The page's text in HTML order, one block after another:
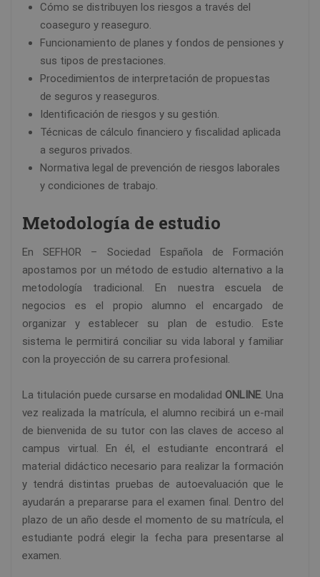
Cómo se distribuyen los riesgos a través del
coaseguro y reaseguro.
Funcionamiento de planes y fondos de pensiones y
sus tipos de prestaciones.
Procedimientos de interpretación de propuestas
de seguros y reaseguros.
Identificación de riesgos y su gestión.
Técnicas de cálculo financiero y fiscalidad aplicada
a seguros privados.
Normativa legal de prevención de riesgos laborales
y condiciones de trabajo.
Metodología de estudio
En SEFHOR – Sociedad Española de Formación
apostamos por un método de estudio alternativo a la
metodología tradicional. En nuestra escuela de
negocios es el propio alumno el encargado de
organizar y establecer su plan de estudio. Este
sistema le permitirá conciliar su vida laboral y familiar
con la proyección de su carrera profesional.
La titulación puede cursarse en modalidad ONLINE. Una
vez realizada la matrícula, el alumno recibirá un e-mail
de bienvenida de su tutor con las claves de acceso al
campus virtual. En él, el estudiante encontrará el
material didáctico necesario para realizar la formación
y tendrá distintas pruebas de autoevaluación que le
ayudarán a prepararse para el examen final. Dentro del
plazo de un año desde el momento de su matrícula, el
estudiante podrá elegir la fecha para presentarse al
examen.